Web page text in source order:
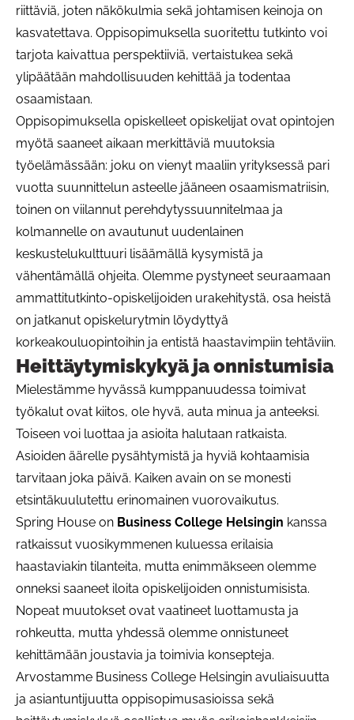
riittäviä, joten näkökulmia sekä johtamisen keinoja on
kasvatettava. Oppisopimuksella suoritettu tutkinto voi
tarjota kaivattua perspektiiviä, vertaistukea sekä
ylipäätään mahdollisuuden kehittää ja todentaa
osaamistaan.
Oppisopimuksella opiskelleet opiskelijat ovat opintojen
myötä saaneet aikaan merkittäviä muutoksia
työelämässään: joku on vienyt maaliin yrityksessä pari
vuotta suunnittelun asteelle jääneen osaamismatriisin,
toinen on viilannut perehdytyssuunnitelmaa ja
kolmannelle on avautunut uudenlainen
keskustelukulttuuri lisäämällä kysymistä ja
vähentämällä ohjeita. Olemme pystyneet seuraamaan
ammattitutkinto-opiskelijoiden urakehitystä, osa heistä
on jatkanut opiskelurytmin löydyttyä
korkeakouluopintoihin ja entistä haastavimpiin tehtäviin.
Heittäytymiskykyä ja onnistumisia
Mielestämme hyvässä kumppanuudessa toimivat
työkalut ovat kiitos, ole hyvä, auta minua ja anteeksi.
Toiseen voi luottaa ja asioita halutaan ratkaista.
Asioiden äärelle pysähtymistä ja hyviä kohtaamisia
tarvitaan joka päivä. Kaiken avain on se monesti
etsintäkuulutettu erinomainen vuorovaikutus.
Spring House on Business College Helsingin kanssa
ratkaissut vuosikymmenen kuluessa erilaisia
haastaviakin tilanteita, mutta enimmäkseen olemme
onneksi saaneet iloita opiskelijoiden onnistumisista.
Nopeat muutokset ovat vaatineet luottamusta ja
rohkeutta, mutta yhdessä olemme onnistuneet
kehittämään joustavia ja toimivia konsepteja.
Arvostamme Business College Helsingin avuliaisuutta
ja asiantuntijuutta oppisopimusasioissa sekä